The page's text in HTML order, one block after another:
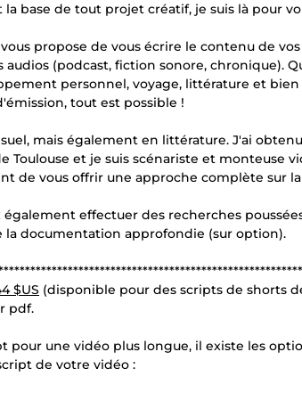
base de tout projet créatif, je suis là pour
propose de vous écrire le contenu de
audios (podcast, fiction sonore, chronique).
personnel, voyage, littérature et
tout est possible !
mais également en littérature. J'ai
Toulouse et je suis scénariste et monteuse
de vous offrir une approche complète sur
également effectuer des recherches
la documentation approfondie (sur option).
$US (disponible pour des scripts de shorts
pdf.
pour une vidéo plus longue, il existe les
de votre vidéo :